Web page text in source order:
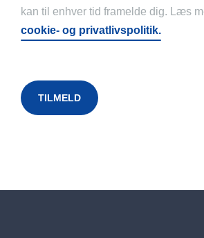
kan til enhver tid framelde dig. Læs
cookie- og privatlivspolitik.